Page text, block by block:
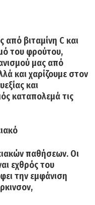
από βιταμίνη Cκαι
του φρούτου,
μας από
και χαρίζουμε στον
και
καταπολεμά τις
παθήσεων. Οι
εχθρός του
την εμφάνιση